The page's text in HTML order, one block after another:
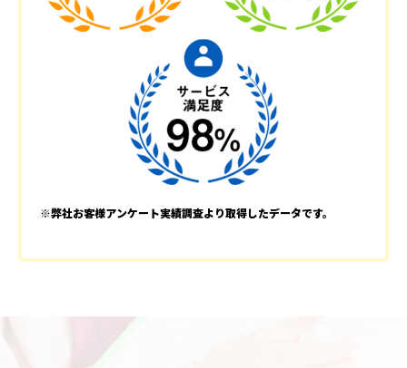
※弊社お客様アンケート実績調査より取得したデータです。